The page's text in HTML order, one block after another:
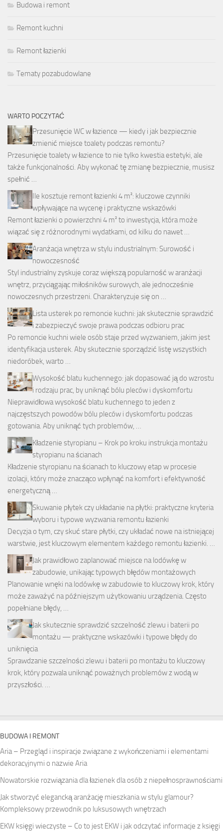
Budowa i remont
Remont kuchni
Remont łazienki
Tematy pozabudowlane
WARTO POCZYTAĆ
Przesunięcie WC w łazience — kiedy i jak bezpiecznie
zmienić miejsce toalety podczas remontu?
Przesunięcie toalety w łazience to nie tylko kwestia estetyki, ale
także funkcjonalności. Aby wykonać tę zmianę bezpiecznie, musisz
spełnić …
Ile kosztuje remont łazienki 4 m²: kluczowe czynniki
wpływające na wycenę i praktyczne wskazówki
Remont łazienki o powierzchni 4 m² to inwestycja, która może
wiązać się z różnorodnymi wydatkami, od kilku do nawet …
Aranżacja wnętrza w stylu industrialnym: Surowość i
nowoczesność
Styl industrialny zyskuje coraz większą popularność w aranżacji
wnętrz, przyciągając miłośników surowych, ale jednocześnie
nowoczesnych przestrzeni. Charakteryzuje się on …
Lista usterek po remoncie kuchni: jak skutecznie sprawdzić
i zabezpieczyć swoje prawa podczas odbioru prac
Po remoncie kuchni wiele osób staje przed wyzwaniem, jakim jest
identyfikacja usterek. Aby skutecznie sporządzić listę wszystkich
niedoróbek, warto …
Wysokość blatu kuchennego: jak dopasować ją do wzrostu
i rodzaju prac, by uniknąć bólu pleców i dyskomfortu
Nieprawidłowa wysokość blatu kuchennego to jeden z
najczęstszych powodów bólu pleców i dyskomfortu podczas
gotowania. Aby uniknąć tych problemów, …
Kładzenie styropianu – Krok po kroku instrukcja montażu
styropianu na ścianach
Kładzenie styropianu na ścianach to kluczowy etap w procesie
izolacji, który może znacząco wpłynąć na komfort i efektywność
energetyczną …
Skuwanie płytek czy układanie na płytki: praktyczne kryteria
wyboru i typowe wyzwania remontu łazienki
Decyzja o tym, czy skuć stare płytki, czy układać nowe na istniejącej
warstwie, jest kluczowym elementem każdego remontu łazienki. …
Jak prawidłowo zaplanować miejsce na lodówkę w
zabudowie, unikając typowych błędów montażowych
Planowanie wnęki na lodówkę w zabudowie to kluczowy krok, który
może zaważyć na późniejszym użytkowaniu urządzenia. Często
popełniane błędy, …
Jak skutecznie sprawdzić szczelność zlewu i baterii po
montażu — praktyczne wskazówki i typowe błędy do
uniknięcia
Sprawdzanie szczelności zlewu i baterii po montażu to kluczowy
krok, który pozwala uniknąć poważnych problemów z wodą w
przyszłości. …
BUDOWA I REMONT
Aria – Przegląd i inspiracje związane z wykończeniami i elementami
dekoracyjnymi o nazwie Aria
Nowatorskie rozwiązania dla łazienek dla osób z niepełnosprawnościami
Jak stworzyć elegancką aranżację mieszkania w stylu glamour?
Kompleksowy przewodnik po luksusowych wnętrzach
EKW księgi wieczyste – Co to jest EKW i jak odczytać informacje z księgi